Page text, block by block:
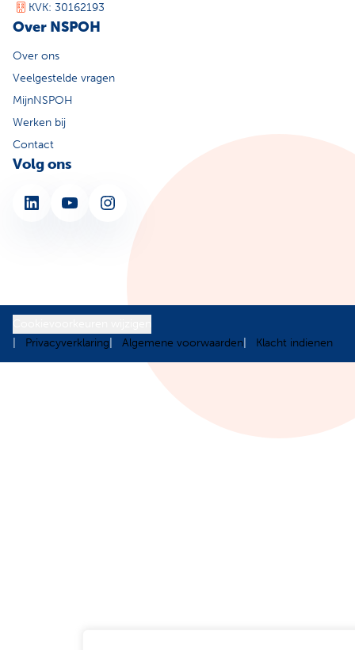
KVK: 30162193
Over NSPOH
Over ons
Veelgestelde vragen
MijnNSPOH
Werken bij
Contact
Volg ons
LinkedIn YouTube Instagram
Privacyverklaring
Algemene voorwaarden Klacht indienen